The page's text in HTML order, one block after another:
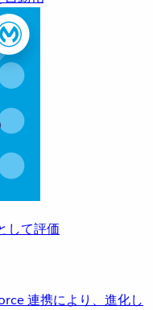
して評価
連携により、進化し